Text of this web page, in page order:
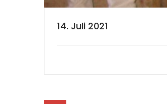
14. Juli 2021